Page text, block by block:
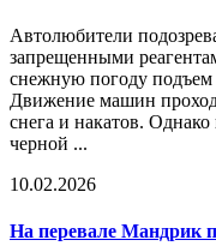
Автолюбители
запрещенными
снежную погоду подъем
Движение машин
снега и накатов.
черной ...
10.02.2026
На перевале Мандрик